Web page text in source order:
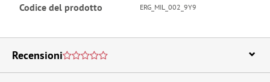
Codice del prodotto ERG_MIL_002_9Y9
Recensioni